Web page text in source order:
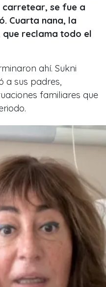
carretear, se fue a
Cuarta nana, la
reclama todo el
ahí. Sukni
a sus padres,
familiares que